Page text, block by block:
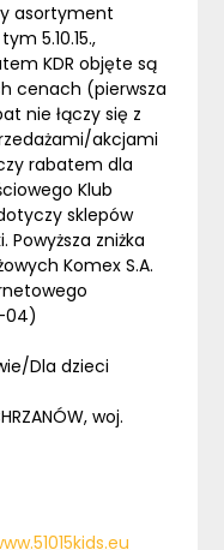
asortyment
5.10.15.,
KDR objęte są
cenach (pierwsza
nie łączy się z
akcjami
rabatem dla
Klub
sklepów
zniżka
Komex S.A.
04)
Dla dzieci
woj.